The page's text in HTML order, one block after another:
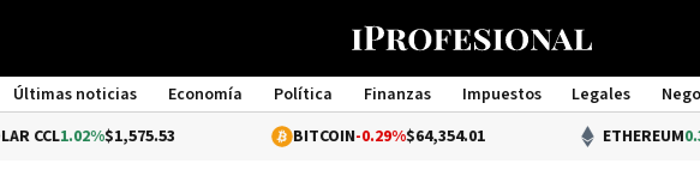
Últimas noticias Economía Política Finanzas Impuestos Legales
Management
$1,575.53 -0.29%$64,354.01 ETHEREUM0.35%